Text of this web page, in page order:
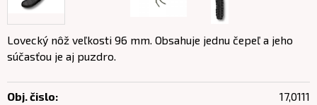
Lovecký nôž veľkosti 96 mm. Obsahuje jednu čepeľ a jeho
súčasťou je aj puzdro.
Obj. čislo: 17,0111